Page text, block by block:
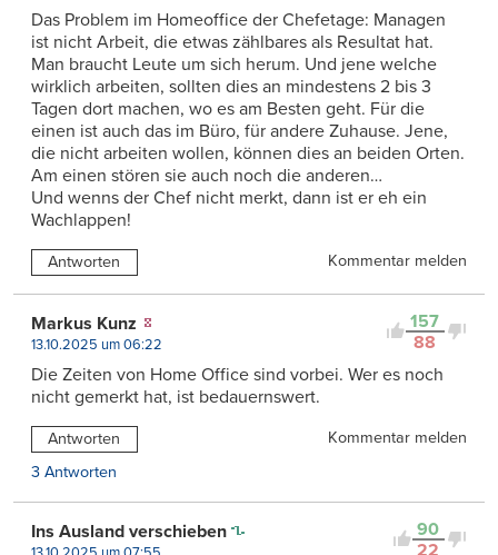
Das Problem im Homeoffice der Chefetage: Managen
ist nicht Arbeit, die etwas zählbares als Resultat hat.
Man braucht Leute um sich herum. Und jene welche
wirklich arbeiten, sollten dies an mindestens 2 bis 3
Tagen dort machen, wo es am Besten geht. Für die
einen ist auch das im Büro, für andere Zuhause. Jene,
die nicht arbeiten wollen, können dies an beiden Orten.
Am einen stören sie auch noch die anderen…
Und wenns der Chef nicht merkt, dann ist er eh ein
Wachlappen!
Antworten Kommentar melden
157
88
Markus Kunz
13.10.2025 um 06:22
Die Zeiten von Home Office sind vorbei. Wer es noch
nicht gemerkt hat, ist bedauernswert.
Antworten
Kommentar melden
3 Antworten
90
22
Ins Ausland verschieben